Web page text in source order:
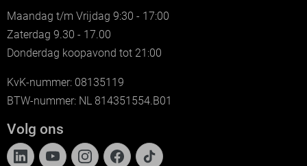
Maandag t/m Vrijdag 9:30 - 17:00
Zaterdag 9.30 - 17.00
Donderdag koopavond tot 21:00
KvK-nummer: 08135119
BTW-nummer: NL 814351554.B01
Volg ons